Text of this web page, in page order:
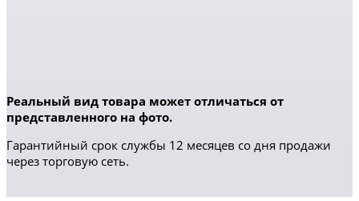
Реальный вид товара может отличаться от
представленного на фото.
Гарантийный срок службы 12 месяцев со дня продажи
через торговую сеть.